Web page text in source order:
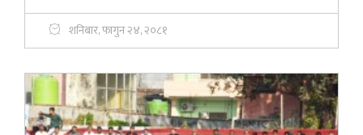
शनिबार, फागुन २४, २०८१